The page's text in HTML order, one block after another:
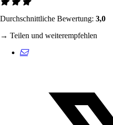
Durchschnittliche Bewertung: 3,0
→ Teilen und weiterempfehlen